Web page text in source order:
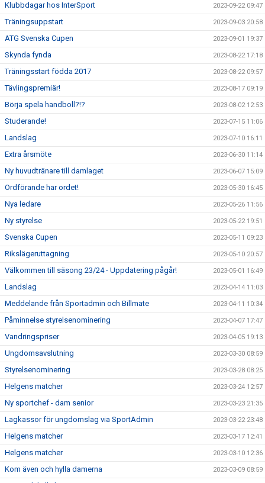
Klubbdagar hos InterSport 2023-09-22 09:47
Träningsuppstart 2023-09-03 20:58
ATG Svenska Cupen 2023-09-01 19:37
Skynda fynda 2023-08-22 17:18
Träningsstart födda 2017 2023-08-22 09:57
Tävlingspremiär! 2023-08-17 09:19
Börja spela handboll?!? 2023-08-02 12:53
Studerande! 2023-07-15 11:06
Landslag 2023-07-10 16:11
Extra årsmöte 2023-06-30 11:14
Ny huvudtränare till damlaget 2023-06-07 15:09
Ordförande har ordet! 2023-05-30 16:45
Nya ledare 2023-05-26 11:56
Ny styrelse 2023-05-22 19:51
Svenska Cupen 2023-05-11 09:23
Rikslägeruttagning 2023-05-10 20:57
Välkommen till säsong 23/24 - Uppdatering pågår! 2023-05-01 16:49
Landslag 2023-04-14 11:03
Meddelande från Sportadmin och Billmate 2023-04-11 10:34
Påminnelse styrelsenominering 2023-04-07 17:47
Vandringspriser 2023-04-05 19:13
Ungdomsavslutning 2023-03-30 08:59
Styrelsenominering 2023-03-28 08:25
Helgens matcher 2023-03-24 12:57
Ny sportchef - dam senior 2023-03-23 21:35
Lagkassor för ungdomslag via SportAdmin 2023-03-22 23:48
Helgens matcher 2023-03-17 12:41
Helgens matcher 2023-03-10 12:36
Kom även och hylla damerna 2023-03-09 08:59